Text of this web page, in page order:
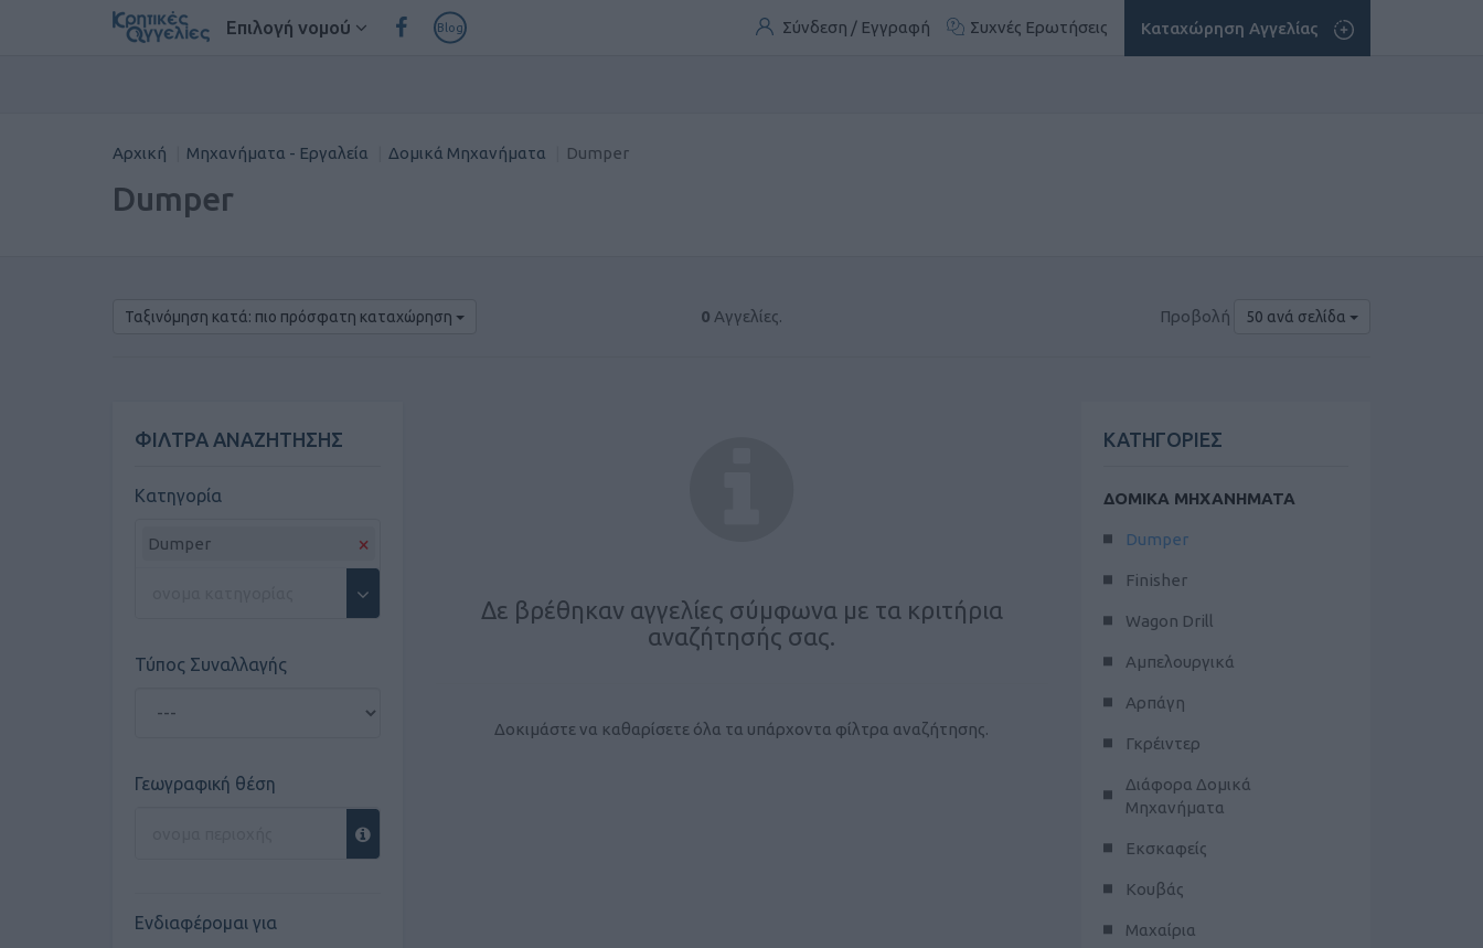
Επιλογή νομού Blog Σύνδεση / Εγγραφή Συχνές Ερωτήσεις Καταχώρηση Αγγελίας
Αρχική Μηχανήματα - Εργαλεία Δομικά Μηχανήματα Dumper
Dumper
Ταξινόμηση κατά: πιο πρόσφατη καταχώρηση 0 Αγγελίες. Προβολή 50 ανά σελίδα
ΦΙΛΤΡΑ ΑΝΑΖΗΤΗΣΗΣ
Κατηγορία
Dumper ×
Τύπος Συναλλαγής
Γεωγραφική θέση
Ενδιαφέρομαι για
Δε βρέθηκαν αγγελίες σύμφωνα με τα κριτήρια
αναζήτησής σας.
Δοκιμάστε να καθαρίσετε όλα τα υπάρχοντα φίλτρα αναζήτησης.
ΚΑΤΗΓΟΡΙΕΣ
ΔΟΜΙΚΑ ΜΗΧΑΝΗΜΑΤΑ
Dumper
Finisher
Wagon Drill
Αμπελουργικά
Αρπάγη
Γκρέιντερ
Διάφορα Δομικά
Μηχανήματα
Εκσκαφείς
Κουβάς
Μαχαίρια